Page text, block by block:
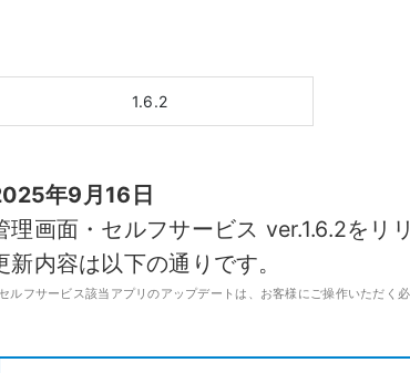
外部システム連携
スマレジ・タイムカード連携
スマレジEC
サポート機能
複数
小売
プレミアム
リテールビジネス
クリニック・薬局で使う
イベント・催事で使う 官
とは
安心・安全のサービス保証
クリニック・薬局
イベント・催事
ル
福岡ショールーム
1.6.2
年9月16日
理画面・セルフサービス ver.1.6.2をリ
新内容は以下の通りです。
セルフサービス該当アプリのアップデートは、お客様にご操作いただく